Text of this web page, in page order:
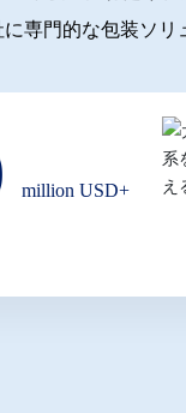
専門的な包装ソリ
ークはヨーロッパ、
ラブ首長国連邦、
3Cエレクトロニク
業はブティックボ
million USD+